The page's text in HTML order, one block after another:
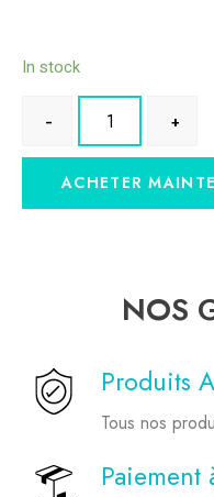
In stock
ACHETER
NOS
Produits
Tous nos
Paiement